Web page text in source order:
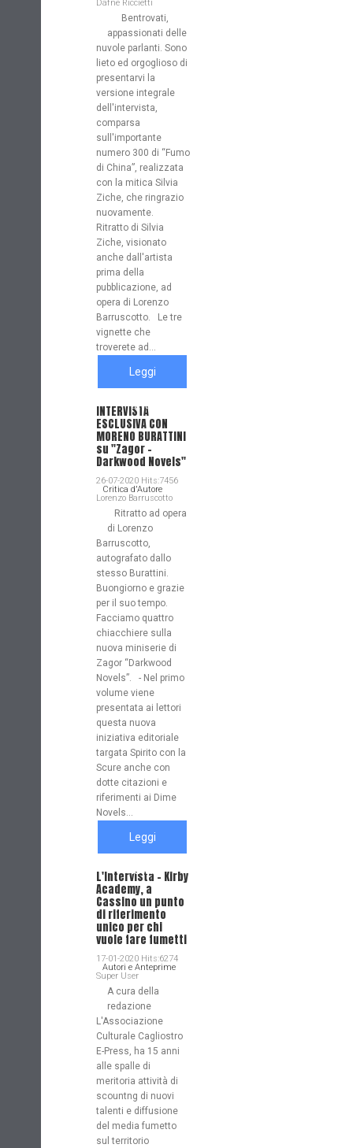
Dafne Riccietti
Bentrovati,
appassionati delle
nuvole parlanti. Sono
lieto ed orgoglioso di
presentarvi la
versione integrale
dell'intervista,
comparsa
sull'importante
numero 300 di “Fumo
di China”, realizzata
con la mitica Silvia
Ziche, che ringrazio
nuovamente.
Ritratto di Silvia
Ziche, visionato
anche dall'artista
prima della
pubblicazione, ad
opera di Lorenzo
Barruscotto. Le tre
vignette che
troverete ad...
Leggi
tutto
INTERVISTA
ESCLUSIVA CON
MORENO BURATTINI
su "Zagor -
Darkwood Novels"
26-07-2020 Hits:7456
Critica d'Autore
Lorenzo Barruscotto
Ritratto ad opera
di Lorenzo
Barruscotto,
autografato dallo
stesso Burattini.
Buongiorno e grazie
per il suo tempo.
Facciamo quattro
chiacchiere sulla
nuova miniserie di
Zagor “Darkwood
Novels”. - Nel primo
volume viene
presentata ai lettori
questa nuova
iniziativa editoriale
targata Spirito con la
Scure anche con
dotte citazioni e
riferimenti ai Dime
Novels...
Leggi
tutto
L'Intervista - Kirby
Academy, a
Cassino un punto
di riferimento
unico per chi
vuole fare fumetti
17-01-2020 Hits:6274
Autori e Anteprime
Super User
A cura della
redazione
L'Associazione
Culturale Cagliostro
E-Press, ha 15 anni
alle spalle di
meritoria attività di
scountng di nuovi
talenti e diffusione
del media fumetto
sul territorio